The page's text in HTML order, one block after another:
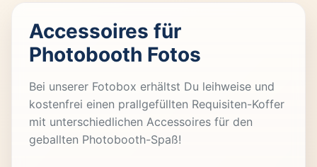
Accessoires für
Photobooth Fotos
Bei unserer Fotobox erhältst Du leihweise und
kostenfrei einen prallgefüllten Requisiten-Koffer
mit unterschiedlichen Accessoires für den
geballten Photobooth-Spaß!